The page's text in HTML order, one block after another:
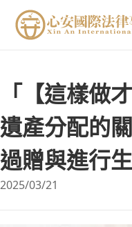
陳
「【這樣做
遺產分配的
過贈與進行
2025/03/21